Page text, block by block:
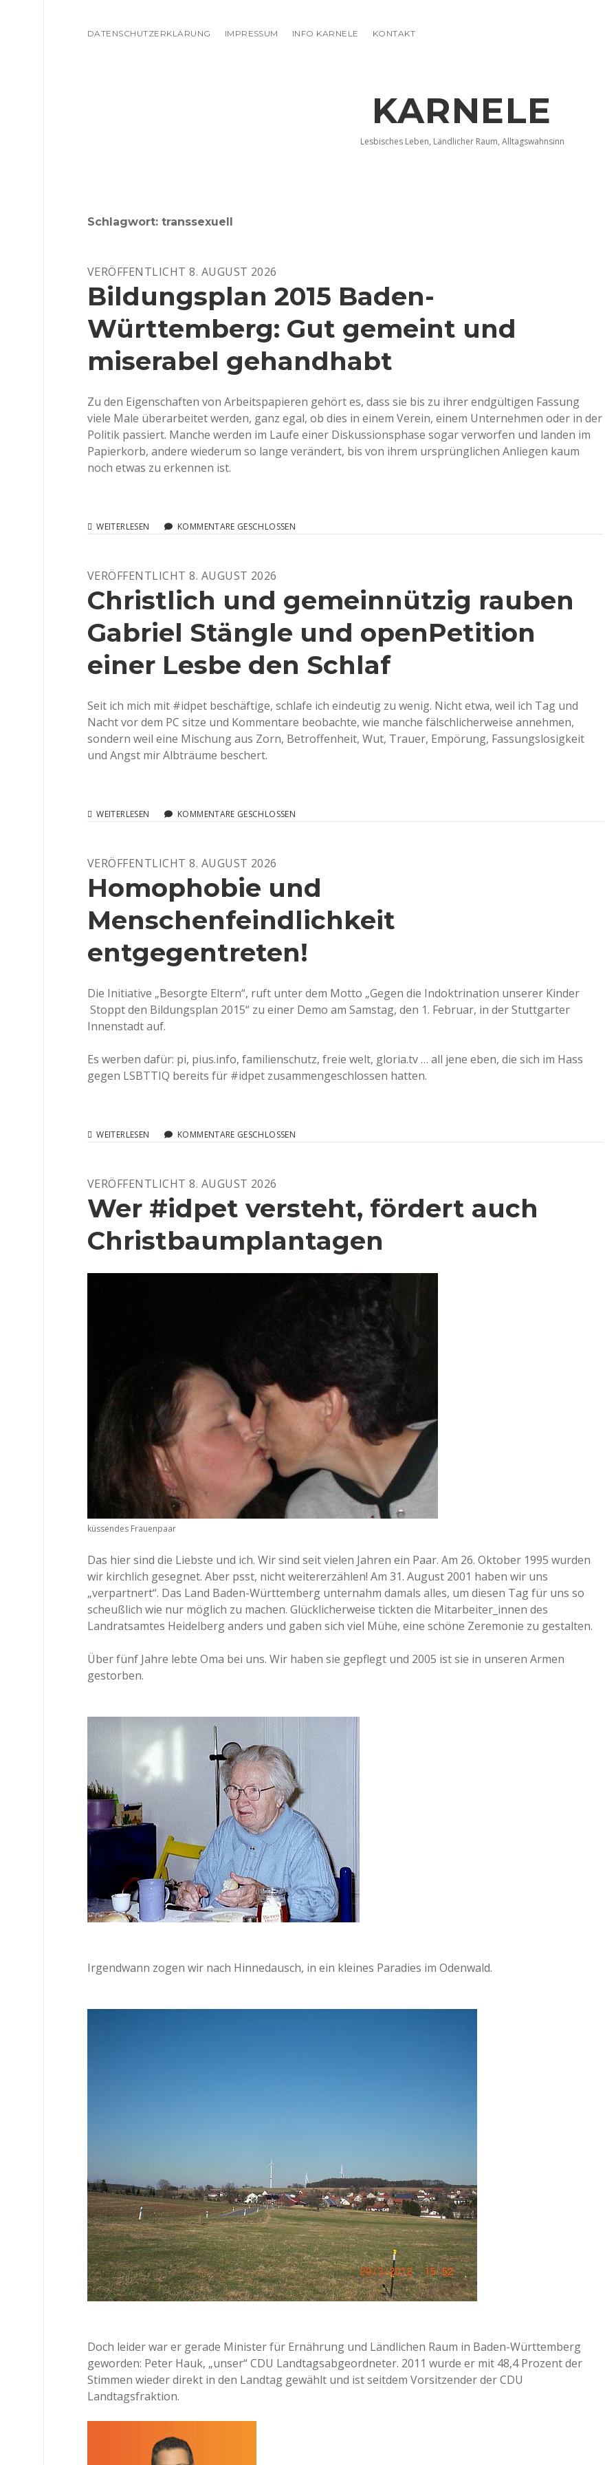
DATENSCHUTZERKLÄRUNG IMPRESSUM INFO KARNELE KONTAKT
KARNELE
Lesbisches Leben, Ländlicher Raum, Alltagswahnsinn
Schlagwort: transsexuell
VERÖFFENTLICHT 8. AUGUST 2026
Bildungsplan 2015 Baden-
Württemberg: Gut gemeint und
miserabel gehandhabt
Zu den Eigenschaften von Arbeitspapieren gehört es, dass sie bis zu ihrer endgültigen Fassung
viele Male überarbeitet werden, ganz egal, ob dies in einem Verein, einem Unternehmen oder in der
Politik passiert. Manche werden im Laufe einer Diskussionsphase sogar verworfen und landen im
Papierkorb, andere wiederum so lange verändert, bis von ihrem ursprünglichen Anliegen kaum
noch etwas zu erkennen ist.
WEITERLESEN BILDUNGSPLAN
GUT
GEMEINT
UND
MISERABEL
GEHANDHABT
KOMMENTARE GESCHLOSSEN
VERÖFFENTLICHT 8. AUGUST 2026
Christlich und gemeinnützig rauben
Gabriel Stängle und openPetition
einer Lesbe den Schlaf
Seit ich mich mit #idpet beschäftige, schlafe ich eindeutig zu wenig. Nicht etwa, weil ich Tag und
Nacht vor dem PC sitze und Kommentare beobachte, wie manche fälschlicherweise annehmen,
sondern weil eine Mischung aus Zorn, Betroffenheit, Wut, Trauer, Empörung, Fassungslosigkeit
und Angst mir Albträume beschert.
WEITERLESEN CHRISTLICH
GABRIEL
UND
OPENPETITION
LESBE
SCHLAF
KOMMENTARE GESCHLOSSEN
VERÖFFENTLICHT 8. AUGUST 2026
Homophobie und
Menschenfeindlichkeit
entgegentreten!
Die Initiative „Besorgte Eltern“, ruft unter dem Motto „Gegen die Indoktrination unserer Kinder
Stoppt den Bildungsplan 2015“ zu einer Demo am Samstag, den 1. Februar, in der Stuttgarter
Innenstadt auf.
Es werben dafür: pi, pius.info, familienschutz, freie welt, gloria.tv … all jene eben, die sich im Hass
gegen LSBTTIQ bereits für #idpet zusammengeschlossen hatten.
WEITERLESEN HOMOPHOBIE
KOMMENTARE GESCHLOSSEN
VERÖFFENTLICHT 8. AUGUST 2026
Wer #idpet versteht, fördert auch
Christbaumplantagen
küssendes Frauenpaar
Das hier sind die Liebste und ich. Wir sind seit vielen Jahren ein Paar. Am 26. Oktober 1995 wurden
wir kirchlich gesegnet. Aber psst, nicht weitererzählen! Am 31. August 2001 haben wir uns
„verpartnert“. Das Land Baden-Württemberg unternahm damals alles, um diesen Tag für uns so
scheußlich wie nur möglich zu machen. Glücklicherweise tickten die Mitarbeiter_innen des
Landratsamtes Heidelberg anders und gaben sich viel Mühe, eine schöne Zeremonie zu gestalten.
Über fünf Jahre lebte Oma bei uns. Wir haben sie gepflegt und 2005 ist sie in unseren Armen
gestorben.
Irgendwann zogen wir nach Hinnedausch, in ein kleines Paradies im Odenwald.
Doch leider war er gerade Minister für Ernährung und Ländlichen Raum in Baden-Württemberg
geworden: Peter Hauk, „unser“ CDU Landtagsabgeordneter. 2011 wurde er mit 48,4 Prozent der
Stimmen wieder direkt in den Landtag gewählt und ist seitdem Vorsitzender der CDU
Landtagsfraktion.